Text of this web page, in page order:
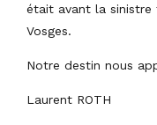
était avant la sinistre
Vosges.
Notre destin nous
Laurent ROTH